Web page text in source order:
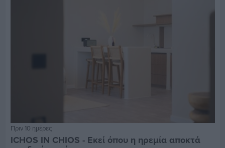
Πριν 10 ημέρες
ICHOS IN CHIOS - Εκεί όπου η ηρεμία αποκτά